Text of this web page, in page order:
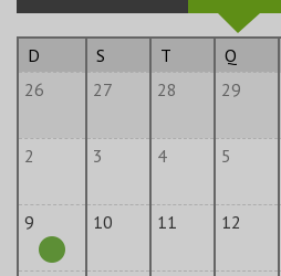
D S T Q
26
27 28 29
2 3 4 5
9 10 11 12